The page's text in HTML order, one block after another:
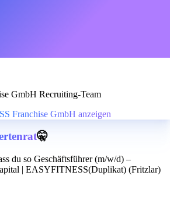
GmbH Recruiting-Team
Franchise GmbH anzeigen
🤫
du so Geschäftsführer (m/w/d) –
| EASYFITNESS(Duplikat) (Fritzlar)